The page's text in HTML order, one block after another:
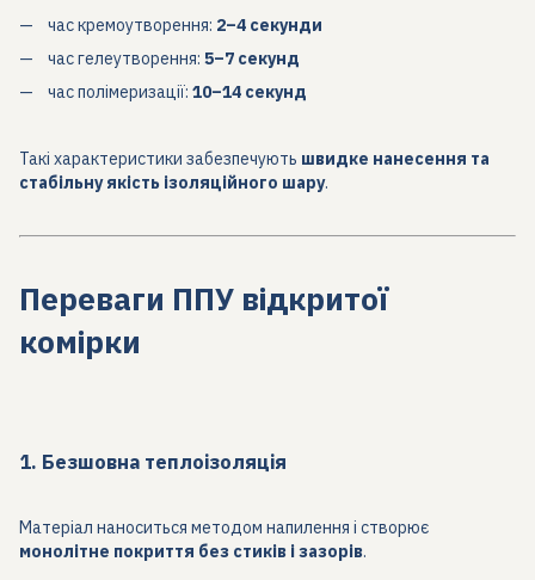
час кремоутворення: 2–4 секунди
час гелеутворення: 5–7 секунд
час полімеризації: 10–14 секунд
Такі характеристики забезпечують швидке нанесення та
стабільну якість ізоляційного шару.
Переваги ППУ відкритої
комірки
1. Безшовна теплоізоляція
Матеріал наноситься методом напилення і створює
монолітне покриття без стиків і зазорів.